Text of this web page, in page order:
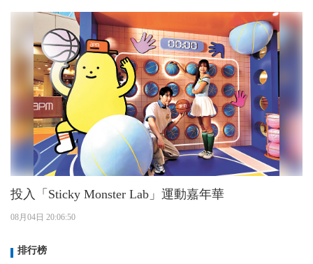
投入「Sticky Monster Lab」運動嘉年華
08月04日 20:06:50
排行榜